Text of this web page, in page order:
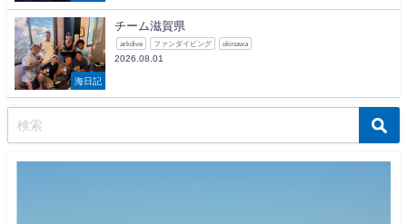
海日記
チーム滋賀県
arkdive ファンダイビング okinawa
2026.08.01